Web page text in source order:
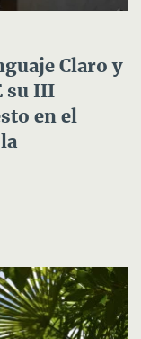
Claro y
su III
en el